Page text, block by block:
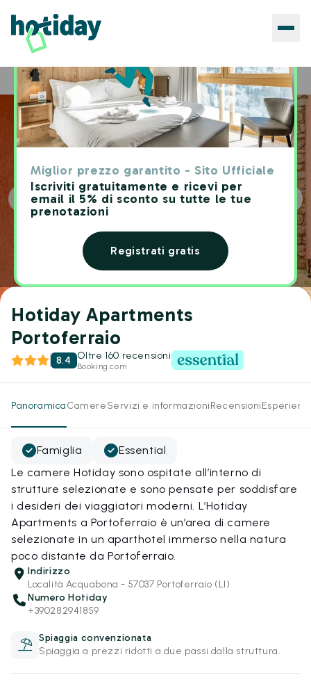
Miglior prezzo garantito - Sito Ufficiale
Iscriviti gratuitamente e ricevi per
email il 5% di sconto su tutte le tue
prenotazioni
Registrati gratis
Home Hotels Hotiday Apartments Portoferraio
Hotiday Apartments
Portoferraio
8.4 Oltre 160 recensioni
Booking.com
PanoramicaCamereServizi e informazioniRecensioni
Famiglia
Essential
Le camere Hotiday sono ospitate all’interno di
strutture selezionate e sono pensate per soddisfare
i desideri dei viaggiatori moderni. L’Hotiday
Apartments a Portoferraio è un’area di camere
selezionate in un aparthotel immerso nella natura
poco distante da Portoferraio.
Indirizzo
Località Acquabona - 57037 Portoferraio (LI)
Numero Hotiday
+390282941859
Spiaggia convenzionata
Spiaggia a prezzi ridotti a due passi dalla struttura.